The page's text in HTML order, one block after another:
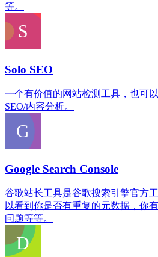
等。
Solo SEO
一个有价值的网站检测工具，也可
SEO/内容分析。
Google Search Console
谷歌站长工具是谷歌搜索引擎官方
以看到你是否有重复的元数据，你
问题等等。